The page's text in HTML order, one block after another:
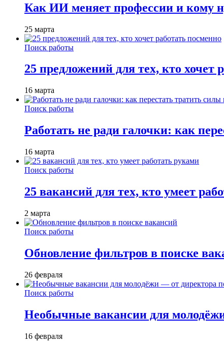
Как ИИ меняет профессии и кому
25 марта
Поиск работы
25 предложений для тех, кто хочет
16 марта
Поиск работы
Работать не ради галочки: как
16 марта
Поиск работы
25 вакансий для тех, кто умеет
2 марта
Поиск работы
Обновление фильтров в поиске
26 февраля
Поиск работы
Необычные вакансии для
16 февраля